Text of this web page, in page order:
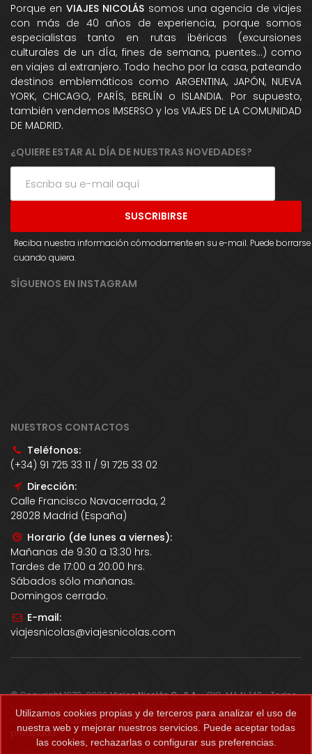
Porque en VIAJES NICOLÁS somos una agencia de viajes
con más de 40 años de experiencia, porque somos
especialistas tanto en rutas ibéricas (excursiones
culturales de un dÍa, fines de semana, puentes...) como
en viajes al extranjero. Todo hecho por la casa, pateando
destinos emblemáticos como ARGENTINA, JAPÓN, NUEVA
YORK, CHICAGO, PARÍS, BERLÍN o ISLANDIA. Por supuesto,
también vendemos IMSERSO y los VIAJES DE LA COMUNIDAD
DE MADRID.
¿QUIERE ESTAR AL DÍA DE NUESTRAS NOVEDADES?
Reciba nuestra información cómodamente en su e-mail. Puede borrarse
cuando quiera.
SÍGUENOS EN INSTAGRAM
NUESTROS CONTACTOS
Teléfonos:
(+34) 91 725 33 11 / 91 725 33 02
Dirección:
Calle Francisco Navacerrada, 2
28028 Madrid (España)
Horario (de lunes a viernes):
Mañanas de 9:30 a 13:30 hrs.
Tardes de 17:00 a 20:00 hrs.
Sábados sólo mañanas.
Domingos cerrado.
E-mail:
viajesnicolas@viajesnicolas.com
© Copyright 1979-2026Viajes Nicolás G., S.A.- CIC-MA N. 143 - Todos
los derechos reservados. Todos los precios correctos salvo error
tipográfico. Ayuda-Mapa del sitio -Aviso legal, cookies y política de
privacidad.
Utilizamos cookies propias y de terceros para analizar el uso de
nuestra web y mejorar nuestros servicios. Puede aceptar todas
las cookies, rechazarlas o configurar sus preferencias.